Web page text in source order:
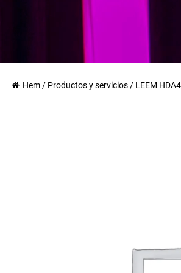
Hem / Productos y servicios / LEEM